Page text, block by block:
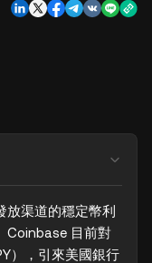
放渠道的穩定幣利
Coinbase 目前對
），引來美國銀行